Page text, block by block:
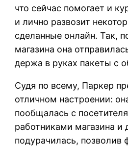
что сейчас помогает и
и лично развозит
сделанные онлайн. Так,
магазина она
держа в руках пакеты с
Судя по всему, Паркер
отличном настроении:
пообщалась с
работниками магазина и
подурачилась, позволив